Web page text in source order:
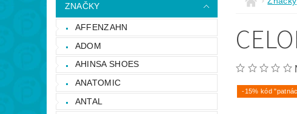
OTEVÍRACÍ DOBA PRODEJNY
NAPIŠTE NÁM
ZNAČKY
AFFENZAHN
ADOM
AHINSA SHOES
ANATOMIC
ANTAL
-15% kód